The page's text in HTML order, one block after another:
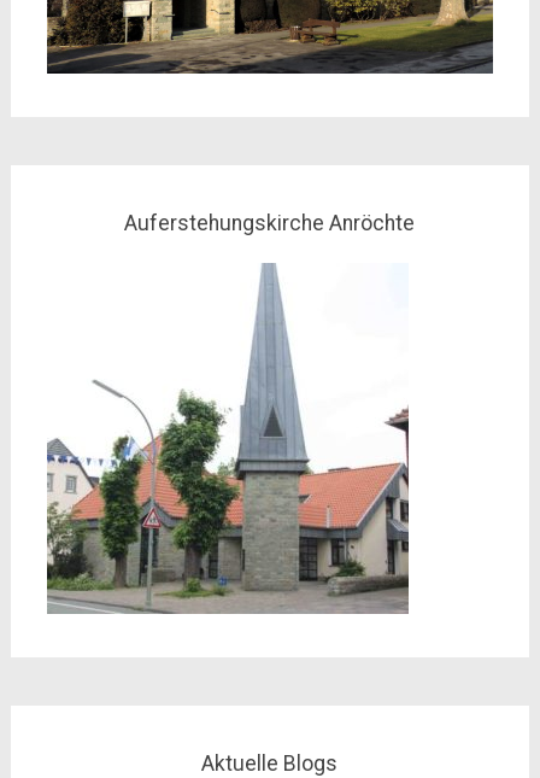
Auferstehungskirche Anröchte
Aktuelle Blogs